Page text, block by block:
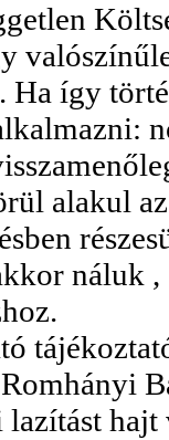
így
alakul
náluk ,